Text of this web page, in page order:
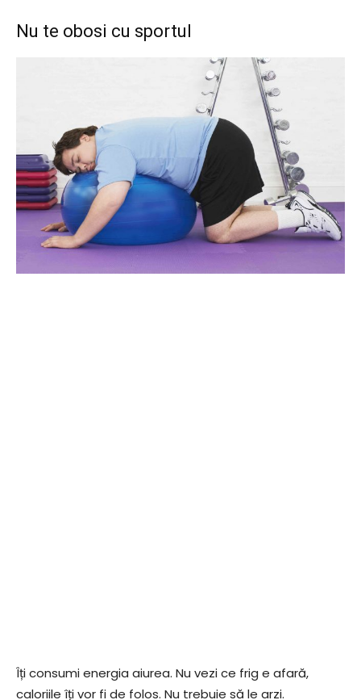
Nu te obosi cu sportul
Îți consumi energia aiurea. Nu vezi ce frig e afară,
caloriile îți vor fi de folos. Nu trebuie să le arzi.